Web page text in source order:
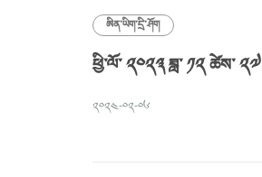
ཨིན་ཡིག་དྲི་ཤོག
ཕྱི་ལོ་ ༢༠༢༣ ཟླ་ ༡༢ ཚེས་
༢༠༢༤-༠༢-༠༦